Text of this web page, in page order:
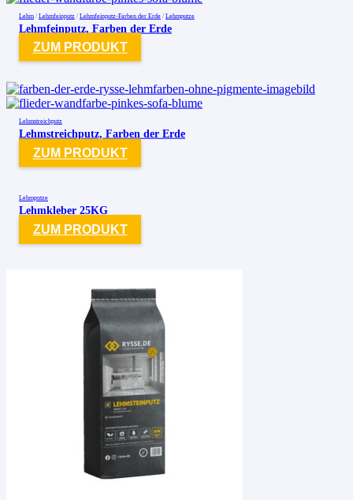
Lehm / Lehmfeinputz / Lehmfeinputz-Farben der Erde / Lehmputze
Lehmfeinputz, Farben der Erde
ZUM PRODUKT
Lehmstreichputz
Lehmstreichputz, Farben der Erde
ZUM PRODUKT
Lehmputze
Lehmkleber 25KG
ZUM PRODUKT